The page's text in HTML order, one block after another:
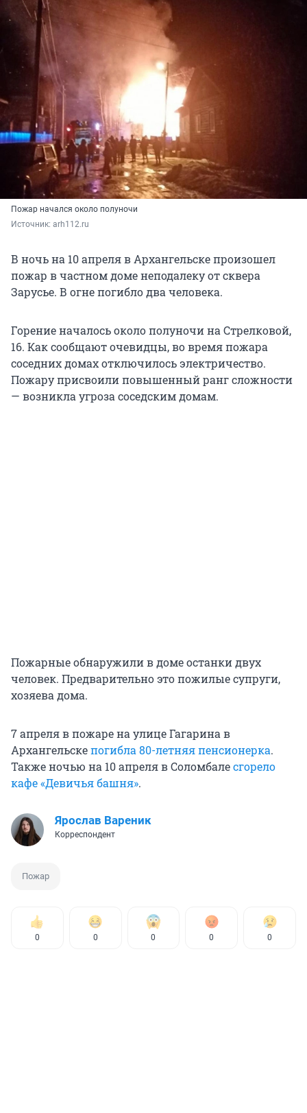
Пожар начался около полуночи
Источник: arh112.ru
В ночь на 10 апреля в Архангельске произошел
пожар в частном доме неподалеку от сквера
Зарусье. В огне погибло два человека.
Горение началось около полуночи на Стрелковой,
16. Как сообщают очевидцы, во время пожара
соседних домах отключилось электричество.
Пожару присвоили повышенный ранг сложности
— возникла угроза соседским домам.
Пожарные обнаружили в доме останки двух
человек. Предварительно это пожилые супруги,
хозяева дома.
7 апреля в пожаре на улице Гагарина в
Архангельскепогибла 80-летняя пенсионерка.
Также ночью на 10 апреля в Соломбалесгорело
кафе «Девичья башня».
Ярослав Вареник
Корреспондент
Пожар
0 0 0 0 0